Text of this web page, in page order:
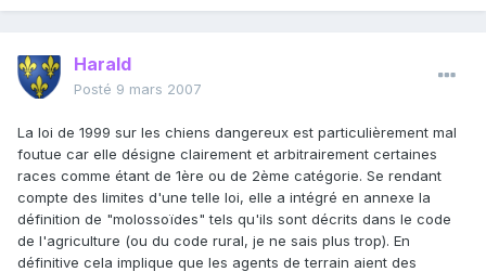
Harald
Posté 9 mars 2007
La loi de 1999 sur les chiens dangereux est particulièrement mal
foutue car elle désigne clairement et arbitrairement certaines
races comme étant de 1ère ou de 2ème catégorie. Se rendant
compte des limites d'une telle loi, elle a intégré en annexe la
définition de "molossoïdes" tels qu'ils sont décrits dans le code
de l'agriculture (ou du code rural, je ne sais plus trop). En
définitive cela implique que les agents de terrain aient des